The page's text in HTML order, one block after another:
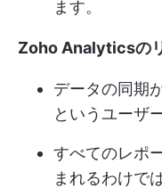
ます。
Zoho Analyticsの
データの同期
というユーザ
すべてのレポ
まれるわけで